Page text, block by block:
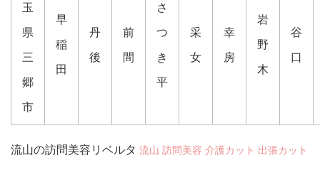
玉
県
三
郷
市
早
稲
田
丹
後
前
間
さ
つ
き
平
采
女
幸
房
岩
野
木
谷
口
流山の訪問美容リベルタ 流山 訪問美容 介護カット 出張カット